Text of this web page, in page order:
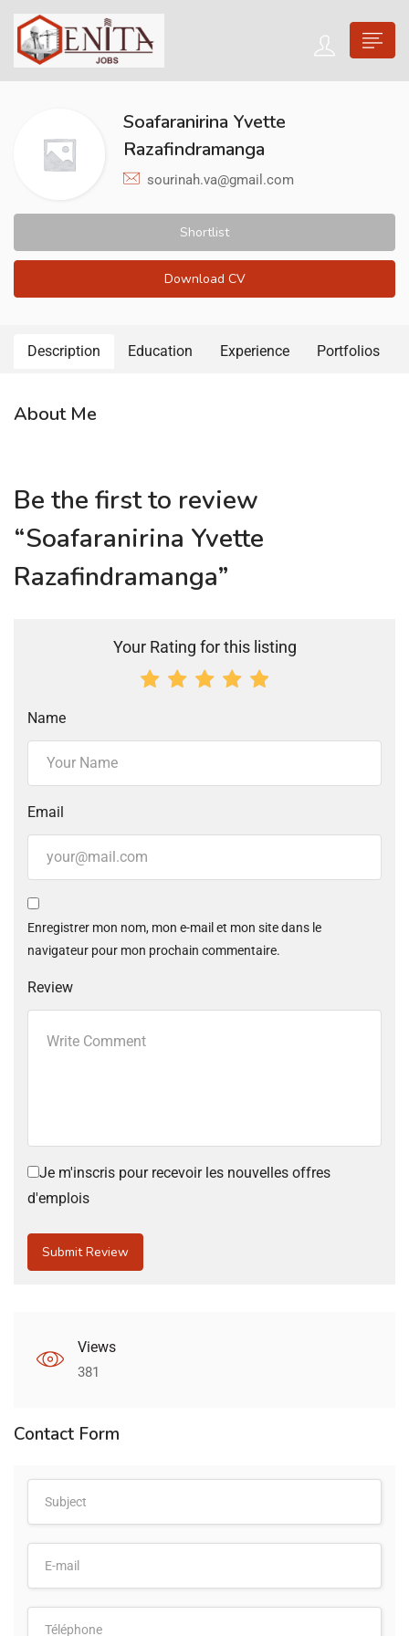
Soafaranirina Yvette
Razafindramanga
sourinah.va@gmail.com
Shortlist
Download CV
Description Education Experience Portfolios
About Me
Be the first to review
“Soafaranirina Yvette
Razafindramanga”
Your Rating for this listing
Name
Email
Enregistrer mon nom, mon e-mail et mon site dans le
navigateur pour mon prochain commentaire.
Review
Je m'inscris pour recevoir les nouvelles offres
d'emplois
Views
381
Contact Form